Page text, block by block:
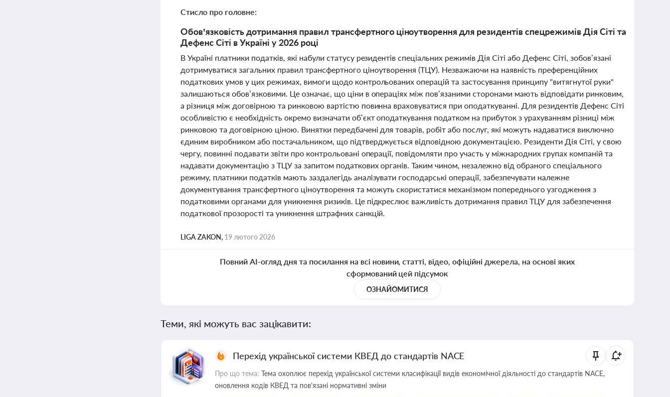
Стисло про головне:
Обов’язковість дотримання правил трансфертного ціноутворення для резидентів спецрежимів Дія Сіті та
Дефенс Сіті в Україні у 2026 році
В Україні платники податків, які набули статусу резидентів спеціальних режимів Дія Сіті або Дефенс Сіті, зобов’язані
дотримуватися загальних правил трансфертного ціноутворення (ТЦУ). Незважаючи на наявність преференційних
податкових умов у цих режимах, вимоги щодо контрольованих операцій та застосування принципу "витягнутої руки"
залишаються обов’язковими. Це означає, що ціни в операціях між пов’язаними сторонами мають відповідати ринковим,
а різниця між договірною та ринковою вартістю повинна враховуватися при оподаткуванні. Для резидентів Дефенс Сіті
особливістю є необхідність окремо визначати об’єкт оподаткування податком на прибуток з урахуванням різниці між
ринковою та договірною ціною. Винятки передбачені для товарів, робіт або послуг, які можуть надаватися виключно
єдиним виробником або постачальником, що підтверджується відповідною документацією. Резиденти Дія Сіті, у свою
чергу, повинні подавати звіти про контрольовані операції, повідомляти про участь у міжнародних групах компаній та
надавати документацію з ТЦУ за запитом податкових органів. Таким чином, незалежно від обраного спеціального
режиму, платники податків мають заздалегідь аналізувати господарські операції, забезпечувати належне
документування трансфертного ціноутворення та можуть скористатися механізмом попереднього узгодження з
податковими органами для уникнення ризиків. Це підкреслює важливість дотримання правил ТЦУ для забезпечення
податкової прозорості та уникнення штрафних санкцій.
LIGA ZAKON, 19 лютого 2026
Повний AI-огляд дня та посилання на всі новини, статті, відео, офіційні джерела, на основі яких
сформований цей підсумок
ОЗНАЙОМИТИСЯ
Теми, які можуть вас зацікавити:
Перехід української системи КВЕД до стандартів NACE
Про що тема: Тема охоплює перехід української системи класифікації видів економічної діяльності до стандартів NACE,
оновлення кодів КВЕД та пов'язані нормативні зміни